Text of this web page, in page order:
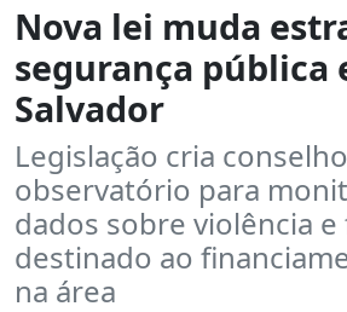
Nova lei muda
segurança pública
Salvador
Legislação cria
observatório para
dados sobre violência
destinado ao
na área